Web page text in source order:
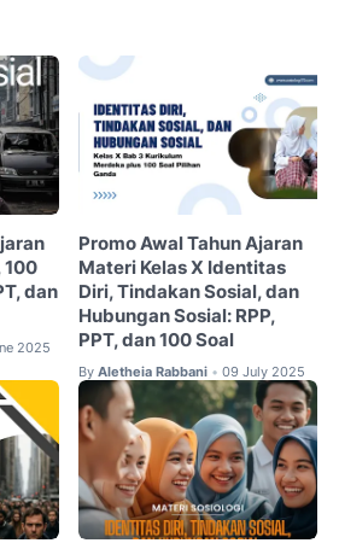
100
dan
2025
Promo Awal Tahun Ajaran
Materi Kelas X Identitas
Diri, Tindakan Sosial, dan
Hubungan Sosial: RPP,
PPT, dan 100 Soal
By Aletheia Rabbani • 09 July 2025